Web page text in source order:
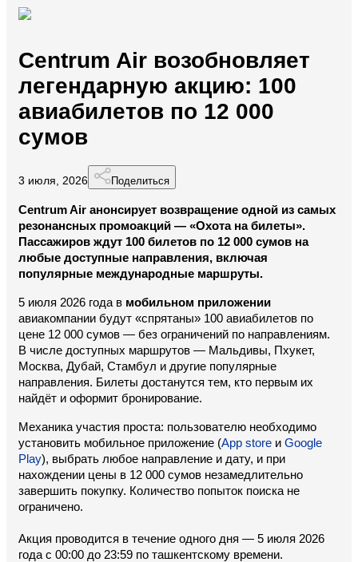
Centrum Air возобновляет
легендарную акцию: 100
авиабилетов по 12 000
сумов
3 июля, 2026 Поделиться
Centrum Air анонсирует возвращение одной из самых
резонансных промоакций — «Охота на билеты».
Пассажиров ждут 100 билетов по 12 000 сумов на
любые доступные направления, включая
популярные международные маршруты.
5 июля 2026 года в мобильном приложении
авиакомпании будут «спрятаны» 100 авиабилетов по
цене 12 000 сумов — без ограничений по направлениям.
В числе доступных маршрутов — Мальдивы, Пхукет,
Москва, Дубай, Стамбул и другие популярные
направления. Билеты достанутся тем, кто первым их
найдёт и оформит бронирование.
Механика участия проста: пользователю необходимо
установить мобильное приложение (App store и Google
Play), выбрать любое направление и дату, и при
нахождении цены в 12 000 сумов незамедлительно
завершить покупку. Количество попыток поиска не
ограничено.
Акция проводится в течение одного дня — 5 июля 2026
года с 00:00 до 23:59 по ташкентскому времени.